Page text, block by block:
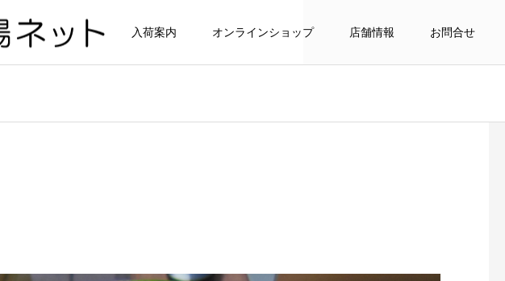
入荷案内 オンラインショップ 店舗情報 お問合せ